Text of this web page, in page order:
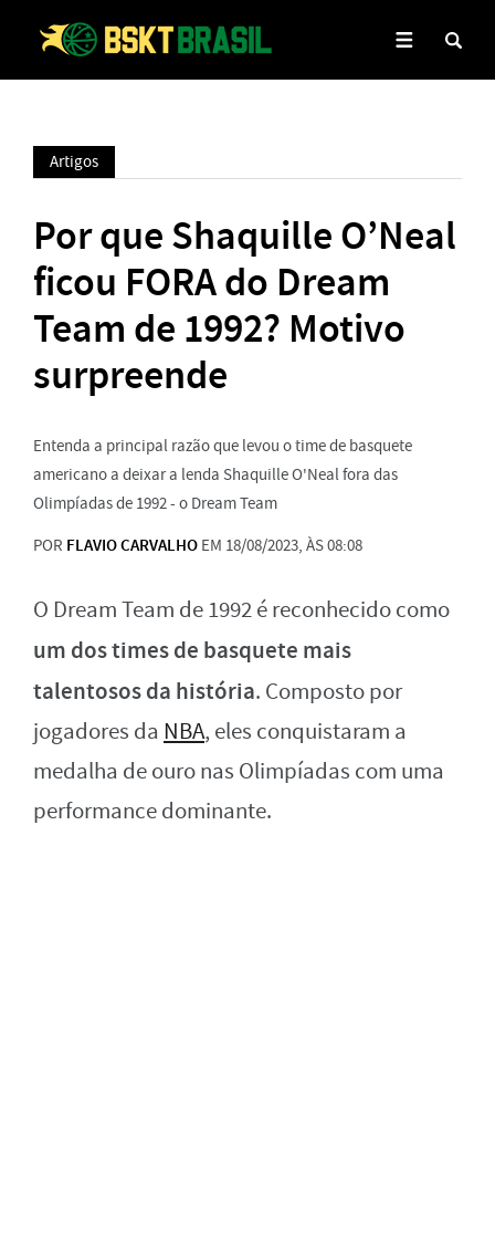
Artigos
Por que Shaquille O’Neal
ficou FORA do Dream
Team de 1992? Motivo
surpreende
Entenda a principal razão que levou o time de basquete
americano a deixar a lenda Shaquille O'Neal fora das
Olimpíadas de 1992 - o Dream Team
POR FLAVIO CARVALHO EM 18/08/2023, ÀS 08:08
O Dream Team de 1992 é reconhecido como
um dos times de basquete mais
talentosos da história. Composto por
jogadores da NBA, eles conquistaram a
medalha de ouro nas Olimpíadas com uma
performance dominante.